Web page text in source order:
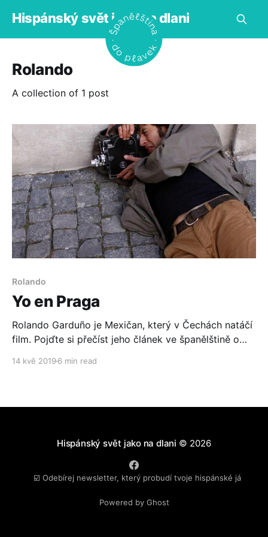
Hispánský svět jako na dlani
Rolando
A collection of 1 post
Rolando
Yo en Praga
Rolando Garduño je Mexičan, který v Čechách natáčí
film. Pojďte si přečíst jeho článek ve španělštině o
14 kvě 2019 6 min read
Hispánský svět jako na dlani © 2026
☑️ Odebírej newsletter, který probudí tvoje hispánské já
Powered by Ghost